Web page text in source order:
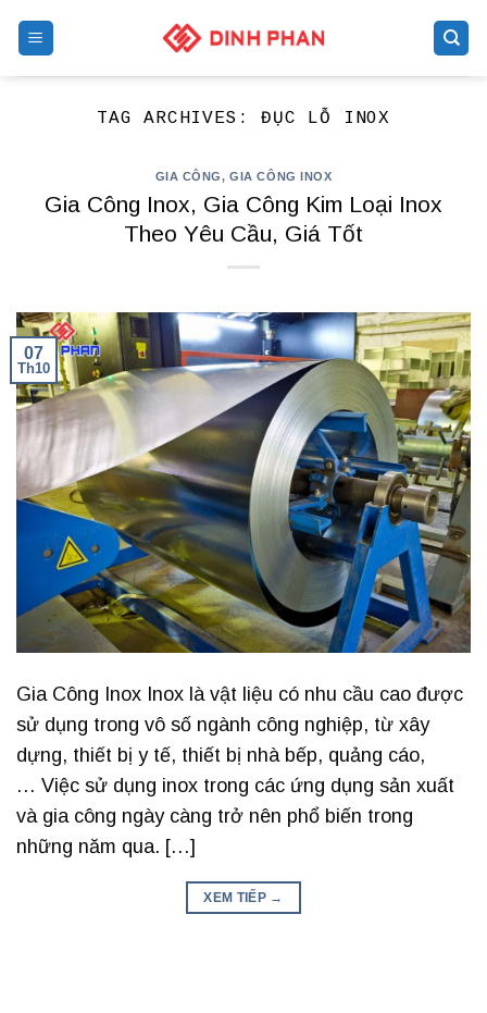
TAG ARCHIVES:ĐỤC LỖ INOX
GIA CÔNG,GIA CÔNG INOX
Gia Công Inox, Gia Công Kim Loại Inox
Theo Yêu Cầu, Giá Tốt
07
Th10
Gia Công Inox Inox là vật liệu có nhu cầu cao được
sử dụng trong vô số ngành công nghiệp, từ xây
dựng, thiết bị y tế, thiết bị nhà bếp, quảng cáo,
… Việc sử dụng inox trong các ứng dụng sản xuất
và gia công ngày càng trở nên phổ biến trong
những năm qua. […]
XEM TIẾP →